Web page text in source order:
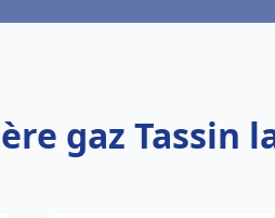
gaz Tassin